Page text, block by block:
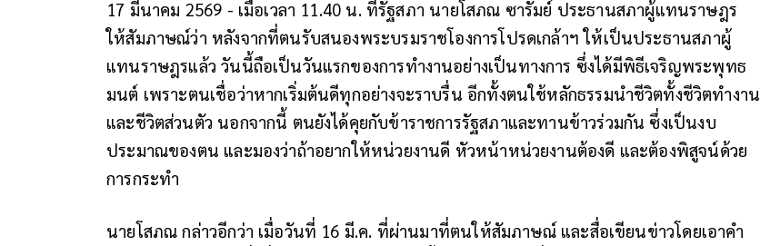
17 มีนาคม 2569 - เมื่อเวลา 11.40 น. ที่รัฐสภา นายโสภณ ซารัมย์ ประธานสภาผู้แทนราษฎร
ให้สัมภาษณ์ว่า หลังจากที่ตนรับสนองพระบรมราชโองการโปรดเกล้าฯ ให้เป็นประธานสภาผู้
แทนราษฎรแล้ว วันนี้ถือเป็นวันแรกของการทำงานอย่างเป็นทางการ ซึ่งได้มีพิธีเจริญพระพุทธ
มนต์ เพราะตนเชื่อว่าหากเริ่มต้นดีทุกอย่างจะราบรื่น อีกทั้งตนใช้หลักธรรมนำชีวิตทั้งชีวิตทำงาน
และชีวิตส่วนตัว นอกจากนี้ ตนยังได้คุยกับข้าราชการรัฐสภาและทานข้าวร่วมกัน ซึ่งเป็นงบ
ประมาณของตน และมองว่าถ้าอยากให้หน่วยงานดี หัวหน้าหน่วยงานต้องดี และต้องพิสูจน์ด้วย
การกระทำ
นายโสภณ กล่าวอีกว่า เมื่อวันที่ 16 มี.ค. ที่ผ่านมาที่ตนให้สัมภาษณ์ และสื่อเขียนข่าวโดยเอาคำ